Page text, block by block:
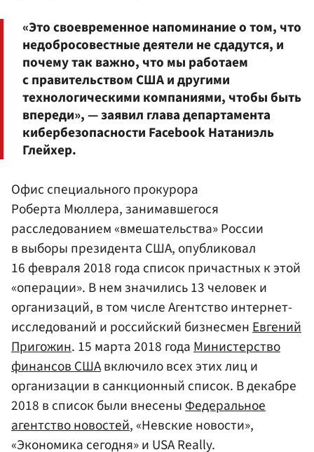
«Это своевременное напоминание о том, что
недобросовестные деятели не сдадутся, и
почему так важно, что мы работаем
с правительством США и другими
технологическими компаниями, чтобы быть
впереди», — заявил глава департамента
кибербезопасности Facebook Натаниэль
Глейхер.
Офис специального прокурора
Роберта Мюллера, занимавшегося
расследованием «вмешательства» России
в выборы президента США, опубликовал
16 февраля 2018 года список причастных к этой
«операции». В нем значились 13 человек и
организаций, в том числе Агентство интернет-
исследований и российский бизнесменЕвгений
Пригожин. 15 марта 2018 годаМинистерство
финансов СШАвключило всех этих лиц и
организации в санкционный список. В декабре
2018 в список были внесеныФедеральное
агентство новостей, «Невские новости»,
«Экономика сегодня» и USA Really.